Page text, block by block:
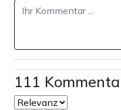
111